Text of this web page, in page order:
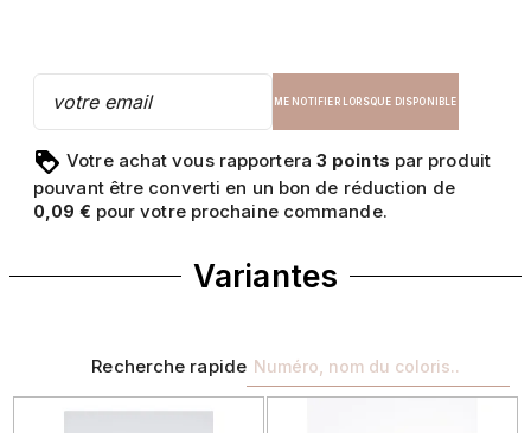
ME NOTIFIER LORSQUE DISPONIBLE
Votre achat vous rapportera 3 points par produit
pouvant être converti en un bon de réduction de
0,09 € pour votre prochaine commande.
Variantes
Recherche rapide
Précédent